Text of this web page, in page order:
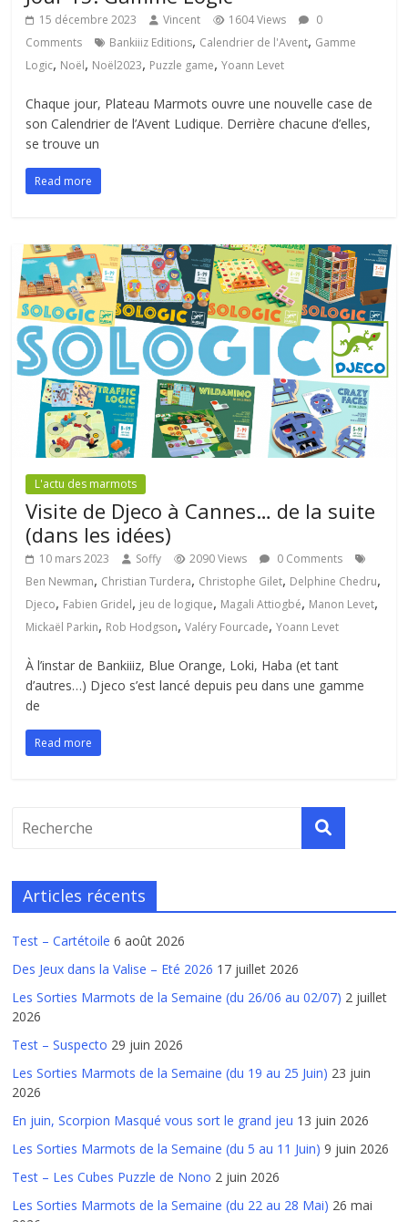
15 décembre 2023 Vincent 1604 Views
0
Comments
Bankiiiz Editions, Calendrier de l'Avent, Gamme
Logic, Noël, Noël2023, Puzzle game,Yoann Levet
Chaque jour, Plateau Marmots ouvre une nouvelle case de
son Calendrier de l’Avent Ludique. Derrière chacune d’elles,
se trouve un
Read more
L'actu des marmots
Visite de Djeco à Cannes… de la suite
(dans les idées)
10 mars 2023 Soffy 2090 Views
0 Comments
Ben Newman, Christian Turdera, Christophe Gilet, Delphine Chedru,
Djeco, Fabien Gridel, jeu de logique, Magali Attiogbé, Manon Levet,
Mickaël Parkin, Rob Hodgson,Valéry Fourcade,Yoann Levet
À l’instar de Bankiiiz, Blue Orange, Loki, Haba (et tant
d’autres…) Djeco s’est lancé depuis peu dans une gamme
de
Read more
Articles récents
Test – Cartétoile 6 août 2026
Des Jeux dans la Valise – Eté 2026 17 juillet 2026
Les Sorties Marmots de la Semaine (du 26/06 au 02/07) 2 juillet
2026
Test – Suspecto 29 juin 2026
Les Sorties Marmots de la Semaine (du 19 au 25 Juin) 23 juin
2026
En juin, Scorpion Masqué vous sort le grand jeu 13 juin 2026
Les Sorties Marmots de la Semaine (du 5 au 11 Juin) 9 juin 2026
Test – Les Cubes Puzzle de Nono 2 juin 2026
Les Sorties Marmots de la Semaine (du 22 au 28 Mai) 26 mai